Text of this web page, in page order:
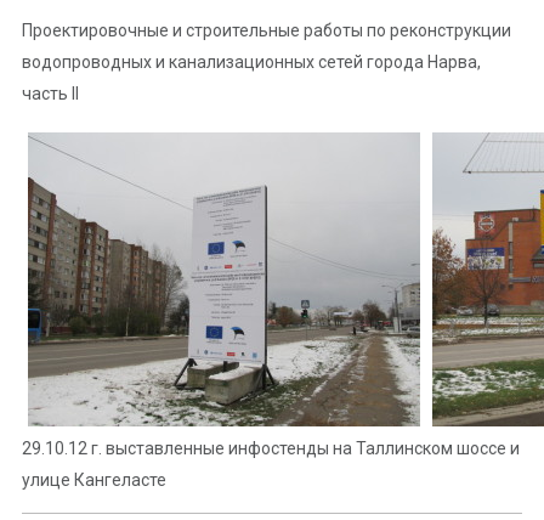
Проектировочные и строительные работы по реконструкции
водопроводных и канализационных сетей города Нарва,
часть II
29.10.12 г. выставленные инфостенды на Таллинском шоссе и
улице Кангеласте